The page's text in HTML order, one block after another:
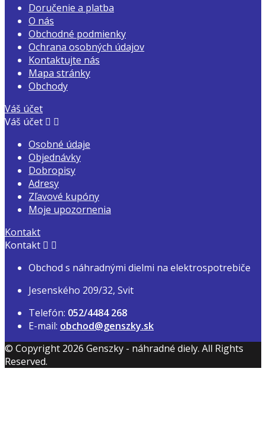
Doručenie a platba
O nás
Obchodné podmienky
Ochrana osobných údajov
Kontaktujte nás
Mapa stránky
Obchody
Váš účet
Váš účet  
Osobné údaje
Objednávky
Dobropisy
Adresy
Zľavové kupóny
Moje upozornenia
Kontakt
Kontakt  
Obchod s náhradnými dielmi na elektrospotrebiče
Jesenského 209/32, Svit
Telefón: 052/4484 268
E-mail: obchod@genszky.sk
© Copyright 2026 Genszky - náhradné diely. All Rights
Reserved.